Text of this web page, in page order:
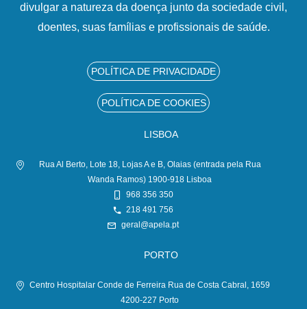
divulgar a natureza da doença junto da sociedade civil,
doentes, suas famílias e profissionais de saúde.
POLÍTICA DE PRIVACIDADE
POLÍTICA DE COOKIES
LISBOA
Rua Al Berto, Lote 18, Lojas A e B, Olaias (entrada pela Rua
Wanda Ramos) 1900-918 Lisboa
968 356 350
218 491 756
geral@apela.pt
PORTO
Centro Hospitalar Conde de Ferreira Rua de Costa Cabral, 1659
4200-227 Porto